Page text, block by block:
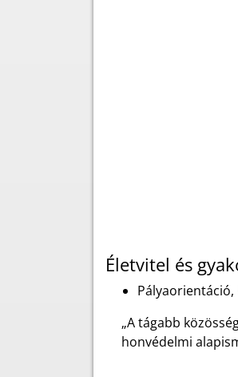
Életvitel és
Pályaorientáció,
„A tágabb
honvédelmi